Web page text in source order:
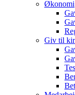
Økonomi
Giv til